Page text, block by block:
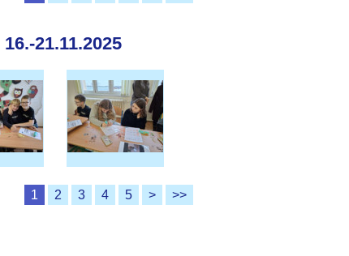
21.11.2025
1 2 3 4 5 > >>